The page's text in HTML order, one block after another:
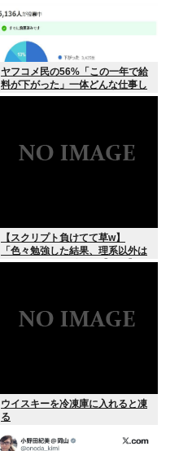
ヤフコメ民の56%「この一年で給
料が下がった」一体どんな仕事し
てんだよこいつら！？
【スクリプト負けてて草w】
「色々勉強した結果、理系以外は
エラー品だと気付いた【ガチ】」
ウイスキーを冷凍庫に入れると凍
る